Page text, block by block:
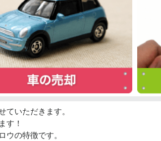
いただきます。
す！
の特徴です。